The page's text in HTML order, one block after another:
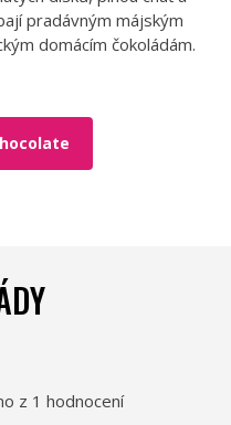
pradávným májským
domácím čokoládám.
z 1 hodnocení